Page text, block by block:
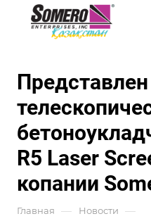
R5 Laser
копании
Главная — Новости —